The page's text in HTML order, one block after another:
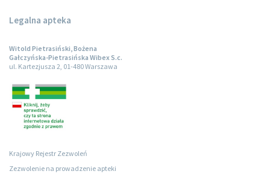
Legalna apteka
Witold Pietrasiński, Bożena
Gałczyńska-Pietrasińska Wibex S.c.
ul. Kartezjusza 2, 01-480 Warszawa
Krajowy Rejestr Zezwoleń
Zezwolenie na prowadzenie apteki